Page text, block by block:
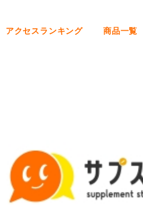
アクセスランキング 商品一覧